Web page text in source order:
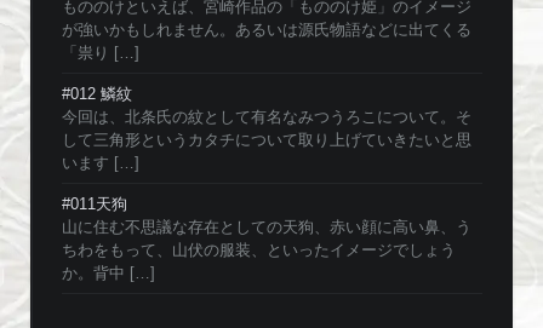
もののけといえば、宮崎作品の「もののけ姫」のイメージ
が強いかもしれません。あるいは源氏物語などに出てくる
「祟り […]
#012 鱗紋
今回は、北条氏の紋として有名なみつうろこについて。そ
して三角形というカタチについて取り上げていきたいと思
います […]
#011天狗
山に住む不思議な存在としての天狗、赤い顔に高い鼻、う
ちわをもって、山伏の服装、といったイメージでしょう
か。背中 […]